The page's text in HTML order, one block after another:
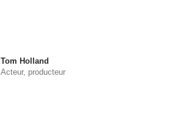
Tom Holland
Acteur, producteur